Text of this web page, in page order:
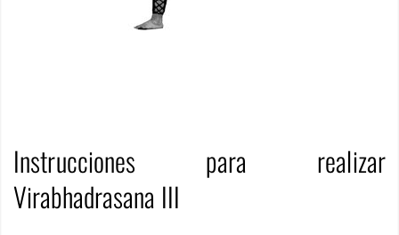
Instrucciones para realizar
Virabhadrasana III